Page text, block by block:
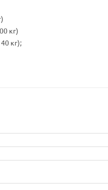
кг)
кг);